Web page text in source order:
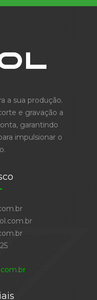
a sua produção.
e gravação a
garantindo
impulsionar o